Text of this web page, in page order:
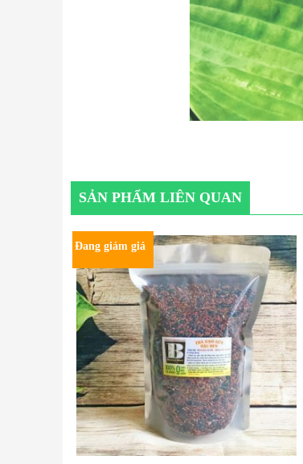
SẢN PHẨM LIÊN QUAN
Đang giảm giá